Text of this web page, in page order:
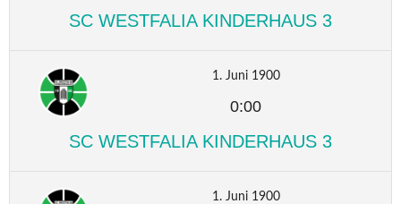
SC WESTFALIA KINDERHAUS 3
1. Juni 1900
0:00
SC WESTFALIA KINDERHAUS 3
1. Juni 1900